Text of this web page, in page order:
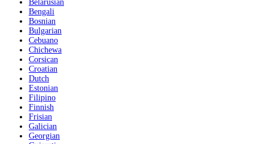
Belarusian
Bengali
Bosnian
Bulgarian
Cebuano
Chichewa
Corsican
Croatian
Dutch
Estonian
Filipino
Finnish
Frisian
Galician
Georgian